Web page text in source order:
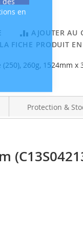
en
AJOUTER AU
FICHE PRODUIT
260g, 1524mm x
Protection &